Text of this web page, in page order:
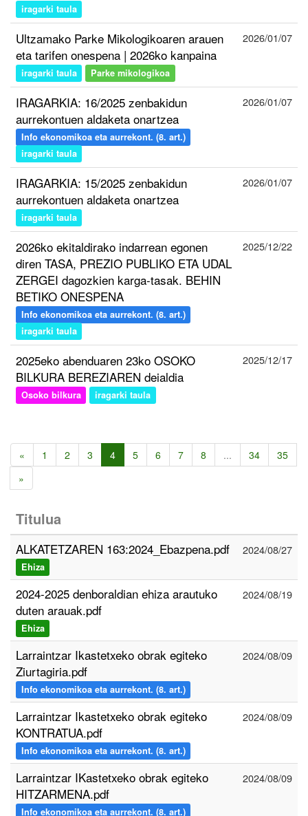
iragarki taula
Ultzamako Parke Mikologikoaren arauen
eta tarifen onespena | 2026ko kanpaina
iragarki taula Parke mikologikoa
2026/01/07
IRAGARKIA: 16/2025 zenbakidun
aurrekontuen aldaketa onartzea
Info ekonomikoa eta aurrekont. (8. art.)
iragarki taula
2026/01/07
IRAGARKIA: 15/2025 zenbakidun
aurrekontuen aldaketa onartzea
iragarki taula
2026/01/07
2026ko ekitaldirako indarrean egonen
diren TASA, PREZIO PUBLIKO ETA UDAL
ZERGEI dagozkien karga-tasak. BEHIN
BETIKO ONESPENA
Info ekonomikoa eta aurrekont. (8. art.)
iragarki taula
2025/12/22
2025eko abenduaren 23ko OSOKO
BILKURA BEREZIAREN deialdia
Osoko bilkura iragarki taula
2025/12/17
« 1 2 3 4 5 6 7 8 ... 34
35
»
Titulua
ALKATETZAREN 163:2024_Ebazpena.pdf
Ehiza
2024/08/27
2024-2025 denboraldian ehiza arautuko
duten arauak.pdf
Ehiza
2024/08/19
Larraintzar Ikastetxeko obrak egiteko
Ziurtagiria.pdf
Info ekonomikoa eta aurrekont. (8. art.)
2024/08/09
Larraintzar Ikastetxeko obrak egiteko
KONTRATUA.pdf
Info ekonomikoa eta aurrekont. (8. art.)
2024/08/09
Larraintzar IKastetxeko obrak egiteko
HITZARMENA.pdf
Info ekonomikoa eta aurrekont. (8. art.)
2024/08/09